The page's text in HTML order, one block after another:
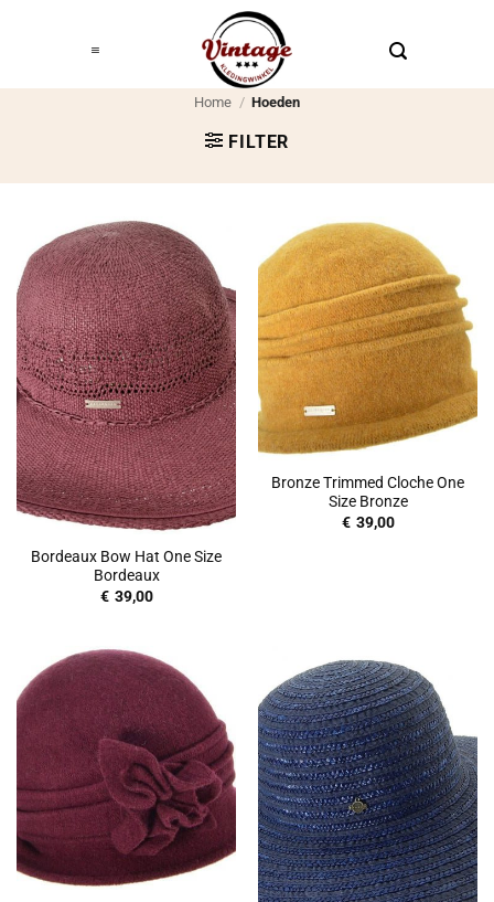
Home / Hoeden
FILTER
Bordeaux Bow Hat One Size
Bordeaux
€ 39,00
Bronze Trimmed Cloche One
Size Bronze
€ 39,00